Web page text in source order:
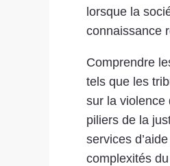
lorsque la
connaissance
Comprendre
tels que les
sur la violence
piliers de la
services
complexités